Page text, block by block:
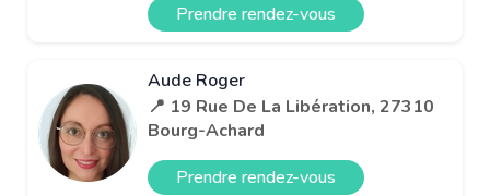
Prendre rendez-vous
Aude Roger
📍 19 Rue De La Libération, 27310
Bourg-Achard
Prendre rendez-vous